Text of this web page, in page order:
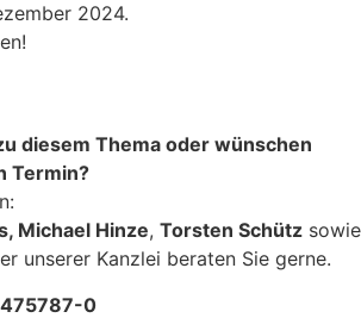
2024.
diesem Thema oder wünschen
Termin?
Michael Hinze, Torsten Schütz sowie
unserer Kanzlei beraten Sie gerne.
0